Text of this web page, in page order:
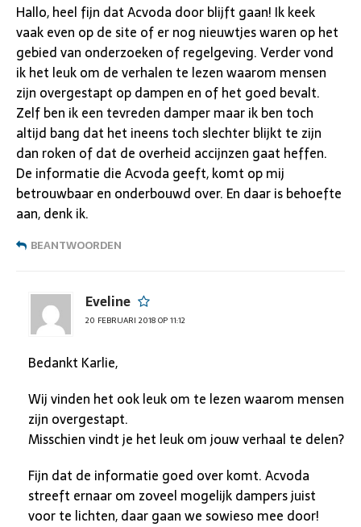
Hallo, heel fijn dat Acvoda door blijft gaan! Ik keek
vaak even op de site of er nog nieuwtjes waren op het
gebied van onderzoeken of regelgeving. Verder vond
ik het leuk om de verhalen te lezen waarom mensen
zijn overgestapt op dampen en of het goed bevalt.
Zelf ben ik een tevreden damper maar ik ben toch
altijd bang dat het ineens toch slechter blijkt te zijn
dan roken of dat de overheid accijnzen gaat heffen.
De informatie die Acvoda geeft, komt op mij
betrouwbaar en onderbouwd over. En daar is behoefte
aan, denk ik.
BEANTWOORDEN
Eveline
20 FEBRUARI 2018 OP 11:12
Bedankt Karlie,
Wij vinden het ook leuk om te lezen waarom mensen
zijn overgestapt.
Misschien vindt je het leuk om jouw verhaal te delen?
Fijn dat de informatie goed over komt. Acvoda
streeft ernaar om zoveel mogelijk dampers juist
voor te lichten, daar gaan we sowieso mee door!